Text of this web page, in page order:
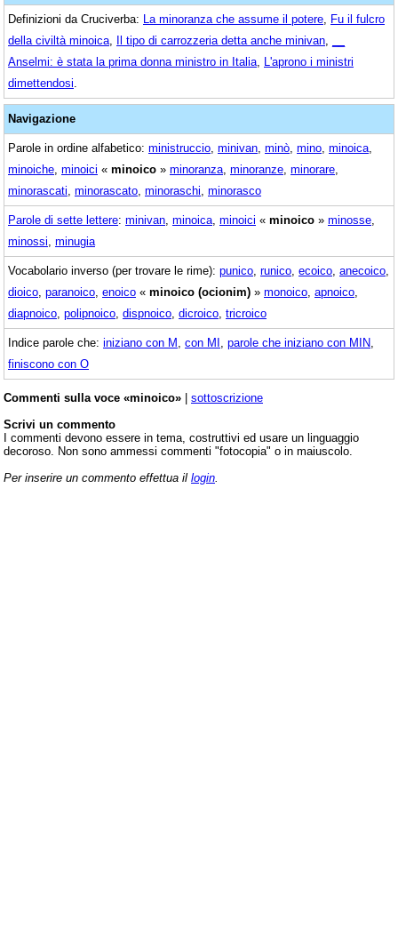
Definizioni da Cruciverba: La minoranza che assume il potere Fu il fulcro
della civiltà minoica Il tipo di carrozzeria detta anche minivan
Anselmi: è stata la prima donna ministro in Italia L'aprono i ministri
dimettendosi
Navigazione
Parole in ordine alfabetico: ministruccio minivan minò mino minoica
minoiche minoici « minoico » minoranza minoranze minorare
minorascati minorascato minoraschi minorasco
Parole di sette lettere: minivan minoica minoici « minoico » minosse
minossi minugia
Vocabolario inverso (per trovare le rime): punico runico ecoico anecoico
dioico paranoico enoico « minoico (ocionim) » monoico apnoico
diapnoico polipnoico dispnoico dicroico tricroico
Indice parole che: iniziano con M con MI parole che iniziano con MIN
finiscono con O
Commenti sulla voce «minoico» | sottoscrizione
Scrivi un commento
I commenti devono essere in tema, costruttivi ed usare un linguaggio
decoroso. Non sono ammessi commenti "fotocopia" o in maiuscolo.
Per inserire un commento effettua il login